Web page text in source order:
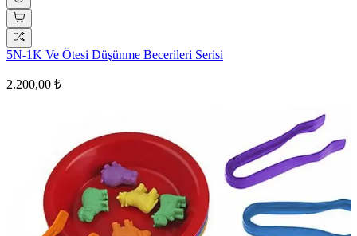
5N-1K Ve Ötesi Düşünme Becerileri Serisi
2.200,00 ₺